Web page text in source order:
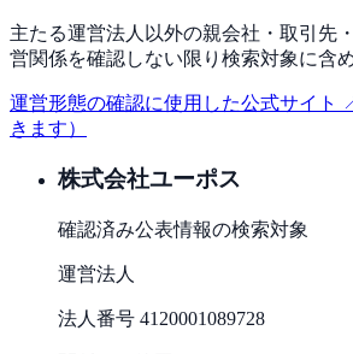
主たる運営法人以外の親会社・取引先
営関係を確認しない限り検索対象に含
運営形態の確認に使用した公式サイト
きます）
株式会社ユーポス
確認済み公表情報の検索対象
運営法人
法人番号 4120001089728